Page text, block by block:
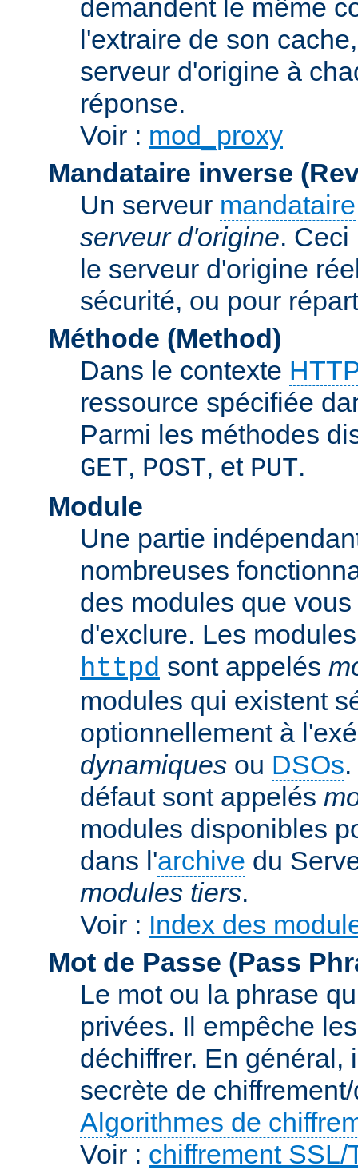
demandent le même
l'extraire de son
serveur d'origine à
réponse.
Voir : mod_proxy
Mandataire inverse
Un serveur mandataire
serveur d'origine.
le serveur d'origine
sécurité, ou pour
Méthode (Method)
Dans le contexte HTTP
ressource spécifiée
Parmi les méthodes
GET, POST, et PUT.
Module
Une partie
nombreuses
des modules que
d'exclure. Les
httpd sont appelés
modules qui existent
optionnellement à
dynamiques ou DSOs
défaut sont appelés
modules disponibles
dans l'archive du
modules tiers.
Voir : Index des
Mot de Passe (Pass
Le mot ou la phrase
privées. Il empêche
déchiffrer. En général,
secrète de
Algorithmes de
Voir : chiffrement SSL/